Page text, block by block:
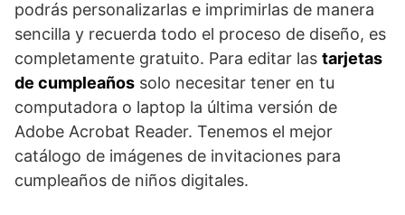
podrás personalizarlas e imprimirlas de manera
sencilla y recuerda todo el proceso de diseño, es
completamente gratuito. Para editar las tarjetas
de cumpleaños solo necesitar tener en tu
computadora o laptop la última versión de
Adobe Acrobat Reader. Tenemos el mejor
catálogo de imágenes de invitaciones para
cumpleaños de niños digitales.